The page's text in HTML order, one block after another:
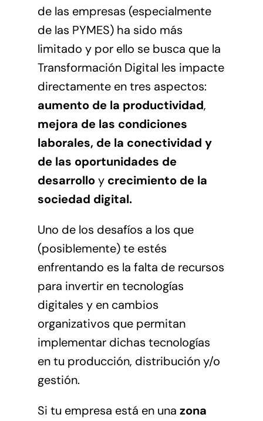
de las empresas (especialmente
de las PYMES) ha sido más
limitado y por ello se busca que la
Transformación Digital les impacte
directamente en tres aspectos:
aumento de la productividad,
mejora de las condiciones
laborales, de la conectividad y
de las oportunidades de
desarrolloy crecimiento de la
sociedad digital.
Uno de los desafíos a los que
(posiblemente) te estés
enfrentando es la falta de recursos
para invertir en tecnologías
digitales y en cambios
organizativos que permitan
implementar dichas tecnologías
en tu producción, distribución y/o
gestión.
Si tu empresa está en una zona